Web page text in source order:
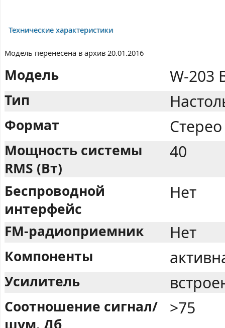
Технические характеристики
Модель перенесена в архив 20.01.2016
Модель W-203
Тип
Формат Стерео
Мощность системы
RMS (Вт)
40
Беспроводной
интерфейс
Нет
FM-радиоприемник Нет
Компоненты
Усилитель
Соотношение сигнал/
шум, Дб
>75